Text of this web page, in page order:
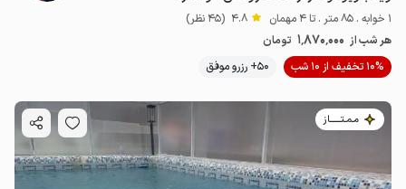
1 خوابه . 85 متر . تا 4 مهمان 4.8 (45 نظر)
هر شب از 1٬870٬000 تومان
10% تخفیف از 10 شب
50+ رزرو موفق
مـمـتــــــاز